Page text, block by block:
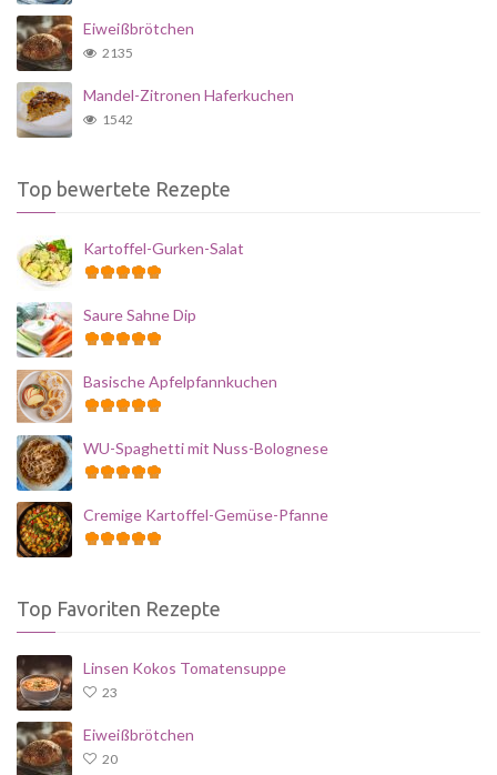
Eiweißbrötchen
2135
Mandel-Zitronen Haferkuchen
1542
Top bewertete Rezepte
Kartoffel-Gurken-Salat
Saure Sahne Dip
Basische Apfelpfannkuchen
WU-Spaghetti mit Nuss-Bolognese
Cremige Kartoffel-Gemüse-Pfanne
Top Favoriten Rezepte
Linsen Kokos Tomatensuppe
23
Eiweißbrötchen
20